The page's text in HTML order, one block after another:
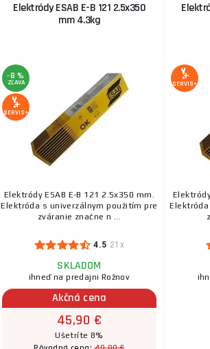
Elektródy ESAB E-B 121 2.5x350
mm 4.3kg
-8 %
ZĽAVA
SERVIS+
Elektródy ESAB E-B 121 2.5x350 mm.
Elektróda s univerzálnym použitím pre
zváranie značne n ...
4.5 21x
SKLADOM
ihneď na predajni Rožnov
Akčná cena
45,90 €
Ušetríte 8%
SERVIS+